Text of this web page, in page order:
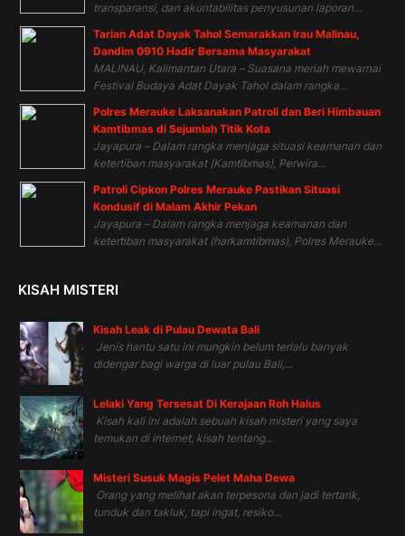
transparansi, dan akuntabilitas penyusunan laporan...
Tarian Adat Dayak Tahol Semarakkan Irau Malinau,
Dandim 0910 Hadir Bersama Masyarakat
MALINAU, Kalimantan Utara – Suasana meriah mewarnai
Festival Budaya Adat Dayak Tahol dalam rangka...
Polres Merauke Laksanakan Patroli dan Beri Himbauan
Kamtibmas di Sejumlah Titik Kota
Jayapura – Dalam rangka menjaga situasi keamanan dan
ketertiban masyarakat (Kamtibmas), Perwira...
Patroli Cipkon Polres Merauke Pastikan Situasi
Kondusif di Malam Akhir Pekan
Jayapura – Dalam rangka menjaga keamanan dan
ketertiban masyarakat (harkamtibmas), Polres Merauke...
KISAH MISTERI
Kisah Leak di Pulau Dewata Bali
Jenis hantu satu ini mungkin belum terlalu banyak
didengar bagi warga di luar pulau Bali,...
Lelaki Yang Tersesat Di Kerajaan Roh Halus
Kisah kali ini adalah sebuah kisah misteri yang saya
temukan di internet, kisah tentang...
Misteri Susuk Magis Pelet Maha Dewa
Orang yang melihat akan terpesona dan jadi tertarik,
tunduk dan takluk, tapi ingat, resiko...